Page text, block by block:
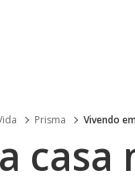
Prisma Vivendo